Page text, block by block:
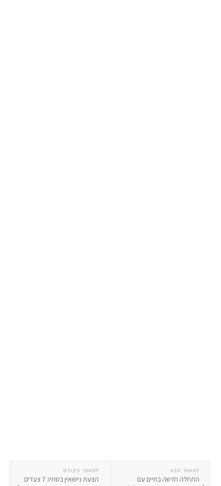
למאמר הקודם
הצעת נישואין בסתיו: 7 צעדים
למאמר הבא
התחלה חדשה בחיים עם